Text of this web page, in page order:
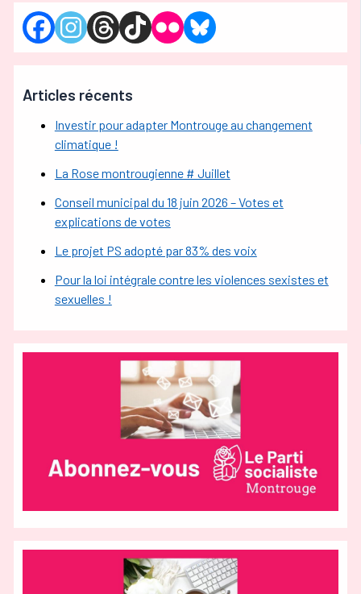
Articles récents
Investir pour adapter Montrouge au changement
climatique !
La Rose montrougienne # Juillet
Conseil municipal du 18 juin 2026 – Votes et
explications de votes
Le projet PS adopté par 83% des voix
Pour la loi intégrale contre les violences sexistes et
sexuelles !